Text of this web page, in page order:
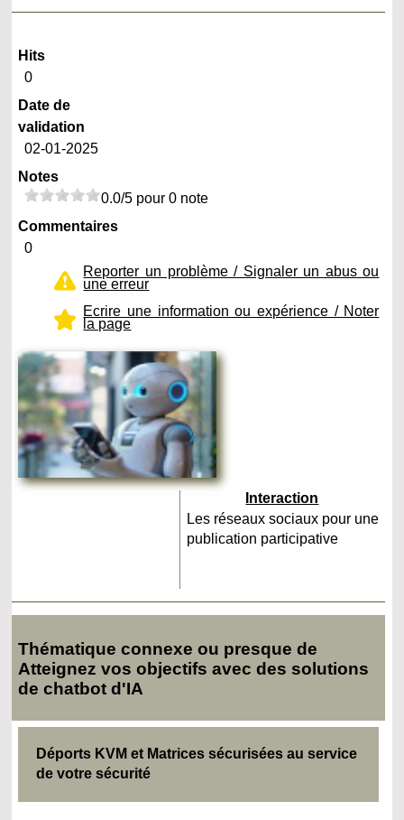
Hits
0
Date de
validation
02-01-2025
Notes
0.0/5 pour 0 note
Commentaires
0
Reporter un problème / Signaler un abus ou
une erreur
Ecrire une information ou expérience / Noter
la page
Interaction
Les réseaux sociaux pour une
publication participative
Thématique connexe ou presque de
Atteignez vos objectifs avec des solutions
de chatbot d'IA
Déports KVM et Matrices sécurisées au service
de votre sécurité